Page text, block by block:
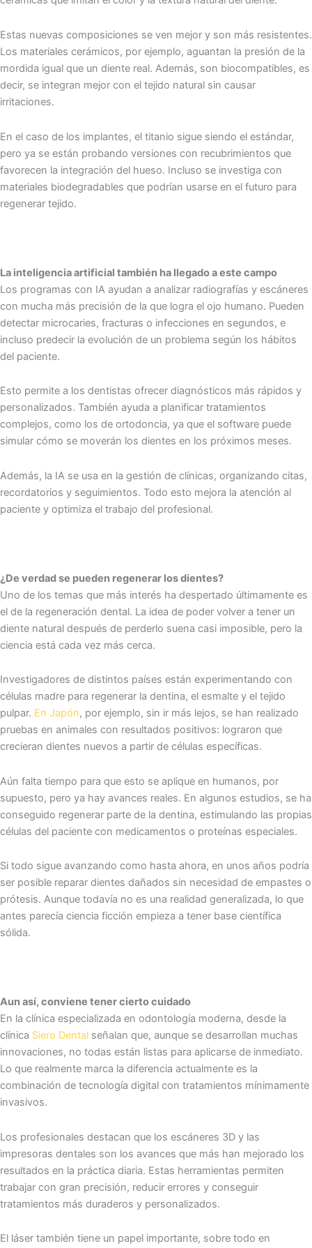
Estas nuevas composiciones se ven mejor y son más resistentes.
Los materiales cerámicos, por ejemplo, aguantan la presión de la
mordida igual que un diente real. Además, son biocompatibles, es
decir, se integran mejor con el tejido natural sin causar
irritaciones.
En el caso de los implantes, el titanio sigue siendo el estándar,
pero ya se están probando versiones con recubrimientos que
favorecen la integración del hueso. Incluso se investiga con
materiales biodegradables que podrían usarse en el futuro para
regenerar tejido.
La inteligencia artificial también ha llegado a este campo
Los programas con IA ayudan a analizar radiografías y escáneres
con mucha más precisión de la que logra el ojo humano. Pueden
detectar microcaries, fracturas o infecciones en segundos, e
incluso predecir la evolución de un problema según los hábitos
del paciente.
Esto permite a los dentistas ofrecer diagnósticos más rápidos y
personalizados. También ayuda a planificar tratamientos
complejos, como los de ortodoncia, ya que el software puede
simular cómo se moverán los dientes en los próximos meses.
Además, la IA se usa en la gestión de clínicas, organizando citas,
recordatorios y seguimientos. Todo esto mejora la atención al
paciente y optimiza el trabajo del profesional.
¿De verdad se pueden regenerar los dientes?
Uno de los temas que más interés ha despertado últimamente es
el de la regeneración dental. La idea de poder volver a tener un
diente natural después de perderlo suena casi imposible, pero la
ciencia está cada vez más cerca.
Investigadores de distintos países están experimentando con
células madre para regenerar la dentina, el esmalte y el tejido
pulpar. En Japón, por ejemplo, sin ir más lejos, se han realizado
pruebas en animales con resultados positivos: lograron que
crecieran dientes nuevos a partir de células específicas.
Aún falta tiempo para que esto se aplique en humanos, por
supuesto, pero ya hay avances reales. En algunos estudios, se ha
conseguido regenerar parte de la dentina, estimulando las propias
células del paciente con medicamentos o proteínas especiales.
Si todo sigue avanzando como hasta ahora, en unos años podría
ser posible reparar dientes dañados sin necesidad de empastes o
prótesis. Aunque todavía no es una realidad generalizada, lo que
antes parecía ciencia ficción empieza a tener base científica
sólida.
Aun así, conviene tener cierto cuidado
En la clínica especializada en odontología moderna, desde la
clínica Siero Dental señalan que, aunque se desarrollan muchas
innovaciones, no todas están listas para aplicarse de inmediato.
Lo que realmente marca la diferencia actualmente es la
combinación de tecnología digital con tratamientos mínimamente
invasivos.
Los profesionales destacan que los escáneres 3D y las
impresoras dentales son los avances que más han mejorado los
resultados en la práctica diaria. Estas herramientas permiten
trabajar con gran precisión, reducir errores y conseguir
tratamientos más duraderos y personalizados.
El láser también tiene un papel importante, sobre todo en